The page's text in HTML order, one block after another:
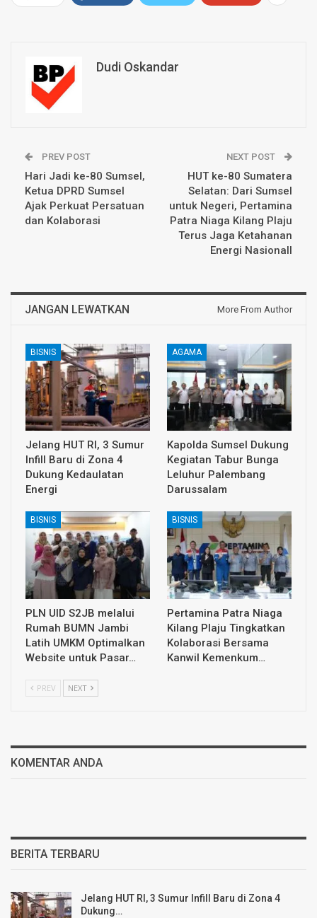
Dudi Oskandar
PREV POST
Hari Jadi ke-80 Sumsel,
Ketua DPRD Sumsel
Ajak Perkuat Persatuan
dan Kolaborasi
NEXT POST
HUT ke-80 Sumatera
Selatan: Dari Sumsel
untuk Negeri, Pertamina
Patra Niaga Kilang Plaju
Terus Jaga Ketahanan
Energi Nasionall
JANGAN LEWATKAN More From Author
BISNIS
Jelang HUT RI, 3 Sumur
Infill Baru di Zona 4
Dukung Kedaulatan
Energi
AGAMA
Kapolda Sumsel Dukung
Kegiatan Tabur Bunga
Leluhur Palembang
Darussalam
BISNIS
PLN UID S2JB melalui
Rumah BUMN Jambi
Latih UMKM Optimalkan
Website untuk Pasar…
BISNIS
Pertamina Patra Niaga
Kilang Plaju Tingkatkan
Kolaborasi Bersama
Kanwil Kemenkum…
PREV NEXT
KOMENTAR ANDA
BERITA TERBARU
Jelang HUT RI, 3 Sumur Infill Baru di Zona 4
Dukung…